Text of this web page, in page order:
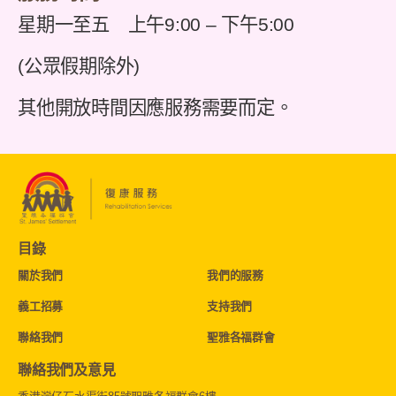
星期一至五 上午9:00 – 下午5:00
(公眾假期除外)
其他開放時間因應服務需要而定。
目錄
關於我們 我們的服務
義工招募 支持我們
聯絡我們 聖雅各福群會
聯絡我們及意見